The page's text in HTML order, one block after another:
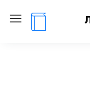
содержанию